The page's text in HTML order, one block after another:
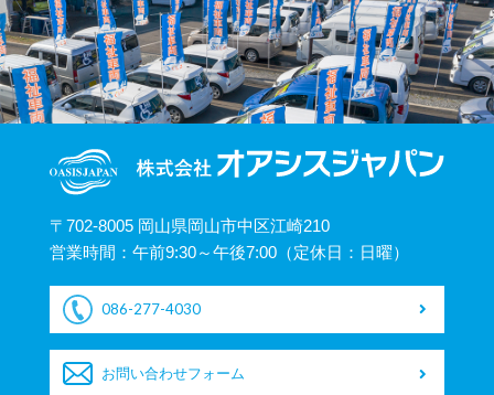
〒702-8005 岡山県岡山市中区江崎210
営業時間：午前9:30～午後7:00（定休日：日曜）
086-277-4030
お問い合わせフォーム